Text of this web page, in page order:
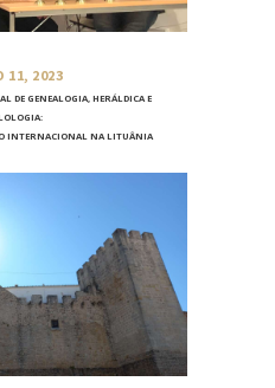
11, 2023
DE GENEALOGIA, HERÁLDICA E
INTERNACIONAL NA LITUÂNIA